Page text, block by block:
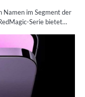
Namen im Segment der
Serie bietet…